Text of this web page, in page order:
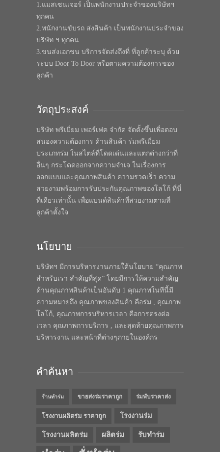
1.แมสเซนเจอร์ เป็นพนักงานประจำของบริษัทฯ
ทุกคน
2.พนักงานขับรถ ส่งสินค้า เป็นพนักงานประจำของ
บริษัท ฯ ทุกคน
3.ขนส่งเอกชน บริการจัดส่งถึงที่ ที่ลูกค้าระบุ ด้วย
ระบบ Door To Door หรือตามความต้องการของ
ลูกค้า
วัตถุประสงค์
บริษัท พรีเมี่ยม เพอร์เฟค จำกัด จัดตั้งขึ้นเพื่อตอบ
สนองความต้องการ ด้านสินค้า ร่มพรีเมี่ยม
ประเภทร่ม ในสไตล์ที่โดดเด่นและแตกต่างกว่าที่
อื่นๆ กระโดดออกจากความจำเจ ในเรื่องการ
ออกแบบและคุณภาพสินค้า ความรวดเร็ว ความ
สวยงามพร้อมการรับประกันคุณภาพของโลโก้ ที่นี่
ที่เดียวเท่านั้น เพื่อแบนด์สินค้าที่สวยงามตามที่
ลูกค้าตั้งใจ
นโยบาย
บริษัทฯ มีการบริหารงานภายใต้นโยบาย “คุณภาพ
สำหรับเรา สำคัญที่สุด” โดยมีการให้ความสำคัญ
ด้านคุณภาพสินค้าเป็นอันดับ 1 คุณภาพในทีนี้มี
ความหมายถึง คุณภาพของสินค้า คือร่ม , คุณภาพ
โลโก้, คุณภาพการบริหารเวลา คือการตรงต่อ
เวลา คุณภาพการบริการ , และสุดท้ายคุณภาพการ
บริหารงาน และหน้าที่ต่างๆภายในองค์กร
คำค้นหา
ร้านทำร่ม ขายส่งร่มราคาถูก ร่มพับราคาส่ง
โรงงานผลิตร่ม ราคาถูก โรงงานร่ม
โรงงานผลิตร่ม ผลิตร่ม รับทำร่ม